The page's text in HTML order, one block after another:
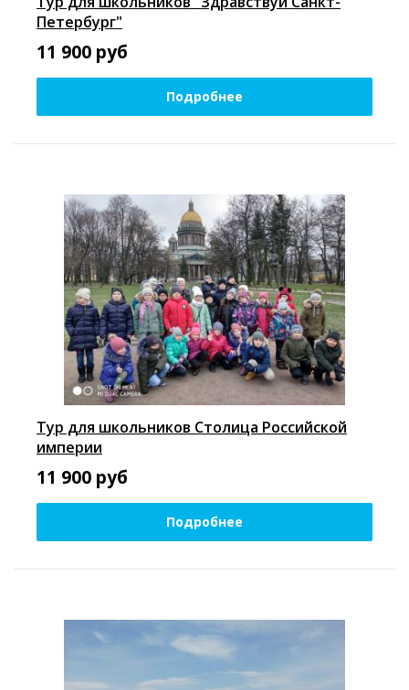
Петербург"
11 900 руб
Подробнее
Тур для школьников Столица Российской
империи
11 900 руб
Подробнее